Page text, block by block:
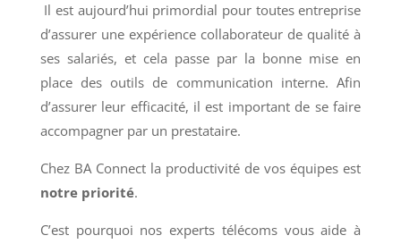
Il est aujourd’hui primordial pour toutes entreprise
d’assurer une expérience collaborateur de qualité à
ses salariés, et cela passe par la bonne mise en
place des outils de communication interne. Afin
d’assurer leur efficacité, il est important de se faire
accompagner par un prestataire.
Chez BA Connect la productivité de vos équipes est
notre priorité.
C’est pourquoi nos experts télécoms vous aide à